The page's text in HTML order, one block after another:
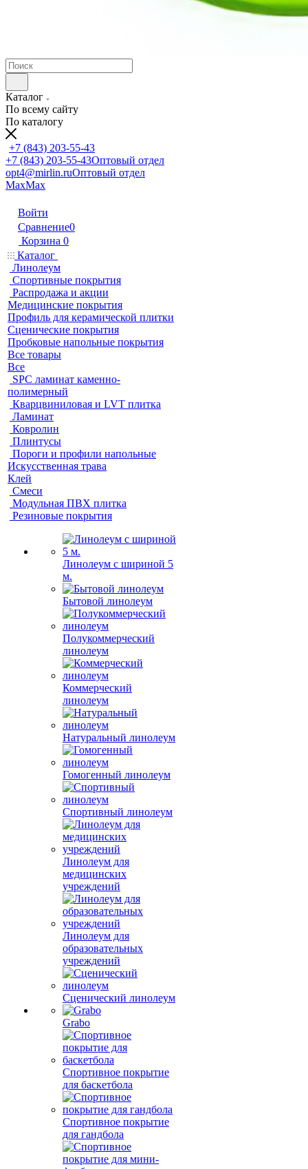
Каталог
По всему сайту
По каталогу
+7 (843) 203-55-43
+7 (843) 203-55-43Оптовый отдел
opt4@mirlin.ruОптовый отдел
MaxMax
Войти
Сравнение0
Корзина 0
Каталог
Линолеум
Спортивные покрытия
Распродажа и акции
Медицинские покрытия
Профиль для керамической плитки
Сценические покрытия
Пробковые напольные покрытия
Все товары
Все
SPC ламинат каменно-
полимерный
Кварцвиниловая и LVT плитка
Ламинат
Ковролин
Плинтусы
Пороги и профили напольные
Искусственная трава
Клей
Смеси
Модульная ПВХ плитка
Резиновые покрытия
Линолеум с шириной 5
м.
Бытовой линолеум
Полукоммерческий
линолеум
Коммерческий
линолеум
Натуральный линолеум
Гомогенный линолеум
Спортивный линолеум
Линолеум для
медицинских
учреждений
Линолеум для
образовательных
учреждений
Сценический линолеум
Grabo
Спортивное покрытие
для баскетбола
Спортивное покрытие
для гандбола